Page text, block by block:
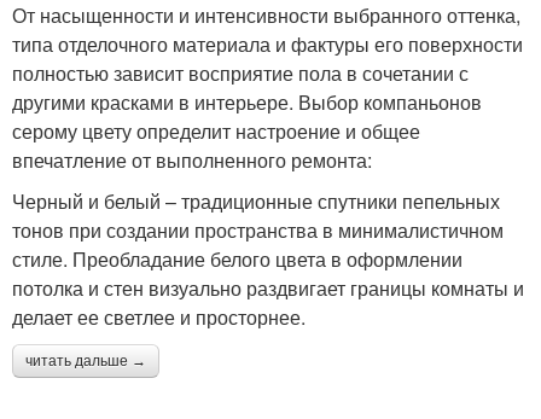
От насыщенности и интенсивности выбранного оттенка,
типа отделочного материала и фактуры его поверхности
полностью зависит восприятие пола в сочетании с
другими красками в интерьере. Выбор компаньонов
серому цвету определит настроение и общее
впечатление от выполненного ремонта:
Черный и белый – традиционные спутники пепельных
тонов при создании пространства в минималистичном
стиле. Преобладание белого цвета в оформлении
потолка и стен визуально раздвигает границы комнаты и
делает ее светлее и просторнее.
читать дальше →